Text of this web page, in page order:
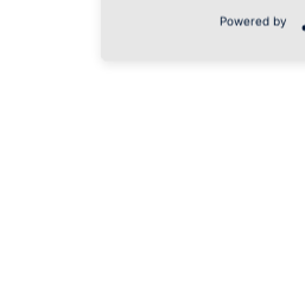
Powered by